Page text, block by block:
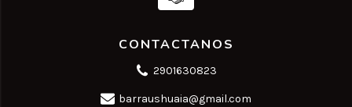
CONTACTANOS
2901630823
barraushuaia@gmail.com